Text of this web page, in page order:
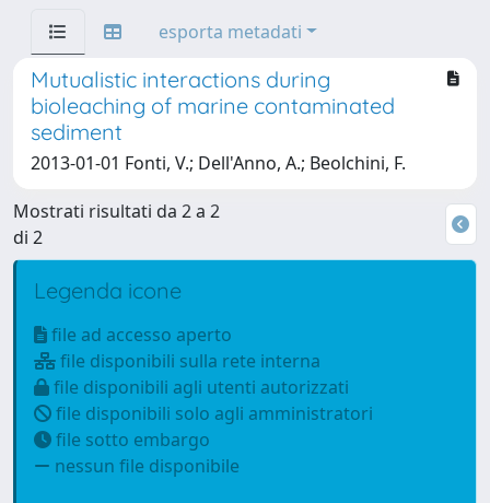
esporta metadati
Mutualistic interactions during
bioleaching of marine contaminated
sediment
2013-01-01 Fonti, V.; Dell'Anno, A.; Beolchini, F.
Mostrati risultati da 2 a 2
di 2
Legenda icone
file ad accesso aperto
file disponibili sulla rete interna
file disponibili agli utenti autorizzati
file disponibili solo agli amministratori
file sotto embargo
nessun file disponibile